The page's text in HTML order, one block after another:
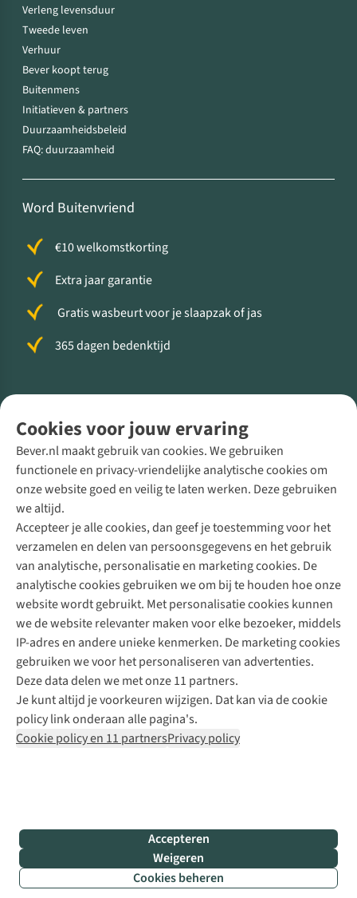
Cookies voor jouw ervaring
Bever.nl maakt gebruik van cookies. We gebruiken
functionele en privacy-vriendelijke analytische cookies om
onze website goed en veilig te laten werken. Deze gebruiken
we altijd.
Accepteer je alle cookies, dan geef je toestemming voor het
verzamelen en delen van persoonsgegevens en het gebruik
van analytische, personalisatie en marketing cookies. De
analytische cookies gebruiken we om bij te houden hoe onze
website wordt gebruikt. Met personalisatie cookies kunnen
we de website relevanter maken voor elke bezoeker, middels
IP-adres en andere unieke kenmerken. De marketing cookies
gebruiken we voor het personaliseren van advertenties.
Deze data delen we met onze 11 partners.
Je kunt altijd je voorkeuren wijzigen. Dat kan via de cookie
policy link onderaan alle pagina's.
Cookie policy en 11 partnersPrivacy policy
Accepteren
Weigeren
Cookies beheren
Verleng levensduur
Tweede leven
Verhuur
Bever koopt terug
Buitenmens
Initiatieven & partners
Duurzaamheidsbeleid
FAQ: duurzaamheid
Word Buitenvriend
€10 welkomstkorting
Extra jaar garantie
Gratis wasbeurt voor je slaapzak of jas
365 dagen bedenktijd
Direct advies van een Buitenexpert
+31 (0)85 888 50 88
+31 6 12 28 49 80
Contactformulier
Bever
B.V.